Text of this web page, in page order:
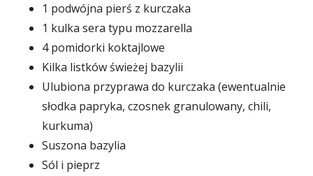
1 podwójna pierś z kurczaka
1 kulka sera typu mozzarella
4 pomidorki koktajlowe
Kilka listków świeżej bazylii
Ulubiona przyprawa do kurczaka (ewentualnie
słodka papryka, czosnek granulowany, chili,
kurkuma)
Suszona bazylia
Sól i pieprz